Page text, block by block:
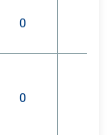
0
0